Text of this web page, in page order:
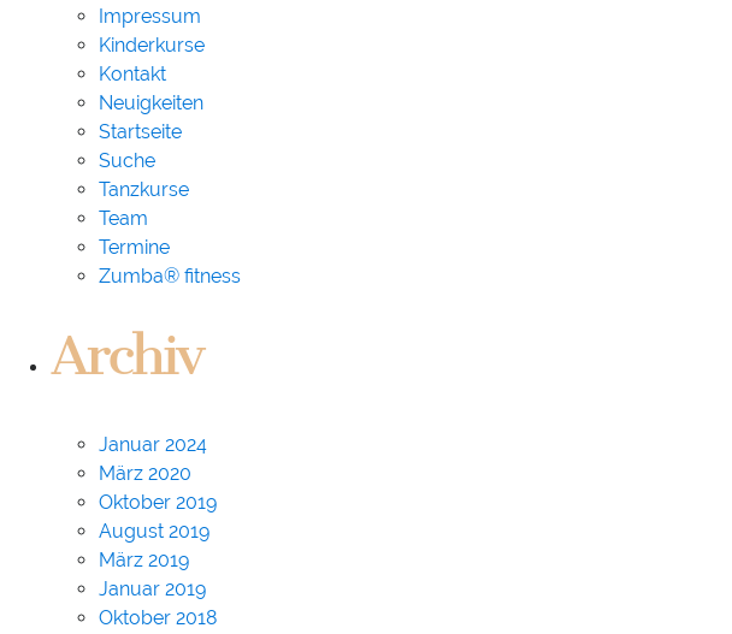
Impressum
Kinderkurse
Kontakt
Neuigkeiten
Startseite
Suche
Tanzkurse
Team
Termine
Zumba® fitness
Archiv
Januar 2024
März 2020
Oktober 2019
August 2019
März 2019
Januar 2019
Oktober 2018